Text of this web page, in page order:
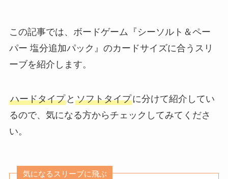
この記事では、ボードゲーム『シーソルト＆ペー
パー 塩分追加パック』のカードサイズに合うスリ
ーブを紹介します。
ハードタイプと ソフトタイプに分けて紹介してい
るので、気になる方からチェックしてみてくださ
い。
気になるスリーブに飛ぶ